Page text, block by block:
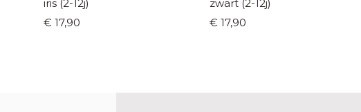
iris (2-12j)
€ 17,90
zwart (2-12j)
€ 17,90